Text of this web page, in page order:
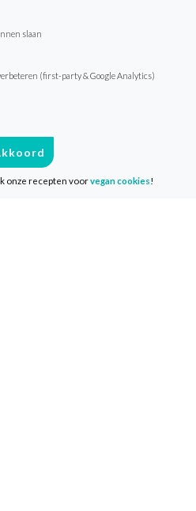
slaan
(first-party & Google Analytics)
onze recepten voorvegan cookies!